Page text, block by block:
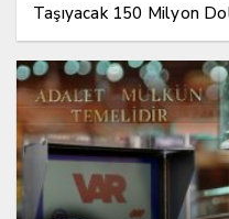
Taşıyacak 150 Milyon